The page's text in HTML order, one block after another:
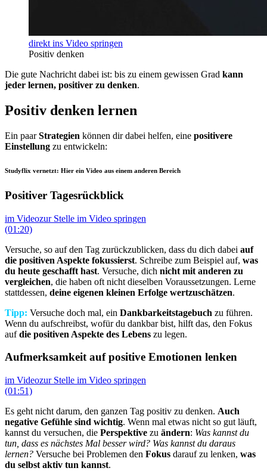
direkt ins Video springen
Positiv denken
Die gute Nachricht dabei ist: bis zu einem gewissen Grad kann
jeder lernen, positiver zu denken.
Positiv denken lernen
Ein paarStrategien können dir dabei helfen, eine positivere
Einstellung zu entwickeln:
Studyflix vernetzt: Hier ein Video aus einem anderen Bereich
Positiver Tagesrückblick
im Videozur Stelle im Video springen
(01:20)
Versuche, so auf den Tag zurückzublicken, dass du dich dabei auf
die positiven Aspekte fokussierst. Schreibe zum Beispiel auf, was
du heute geschafft hast. Versuche, dich nicht mit anderen zu
vergleichen, die haben oft nicht dieselben Voraussetzungen. Lerne
stattdessen, deine eigenen kleinen Erfolge wertzuschätzen.
Tipp: Versuche doch mal, ein Dankbarkeitstagebuch zu führen.
Wenn du aufschreibst, wofür du dankbar bist, hilft das, den Fokus
aufdie positiven Aspekte des Lebens zu legen.
Aufmerksamkeit auf positive Emotionen lenken
im Videozur Stelle im Video springen
(01:51)
Es geht nicht darum, den ganzen Tag positiv zu denken. Auch
negative Gefühle sind wichtig. Wenn mal etwas nicht so gut läuft,
kannst du versuchen, die Perspektive zu ändern: Was kannst du
tun, dass es nächstes Mal besser wird? Was kannst du daraus
lernen? Versuche bei Problemen den Fokus darauf zu lenken, was
du selbst aktiv tun kannst.